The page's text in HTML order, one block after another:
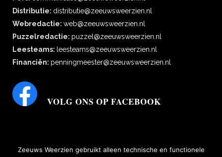
Distributie: distributie@zeeuwsweerzien.nl
Webredactie: web@zeeuwsweerzien.nl
Puzzelredactie: puzzel@zeeuwsweerzien.nl
Leesteams: leesteams@zeeuwsweerzien.nl
Financiën: penningmeester@zeeuwsweerzien.nl
VOLG ONS OP FACEBOOK
Zeeuws Weerzien gebruikt alleen technische en functionele